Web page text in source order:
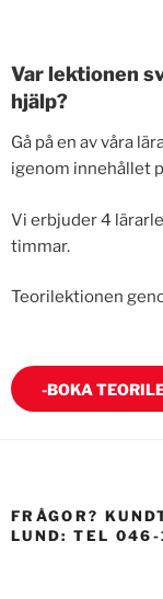
Var lektionen
hjälp?
Gå på en av våra
igenom innehållet
Vi erbjuder 4
timmar.
Teorilektionen
-BOKA
FRÅGOR?
LUND: TEL